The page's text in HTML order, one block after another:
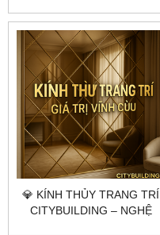
SÁNG VÀ ĐỘ SÂU KHÔNG
GIAN
💎 KÍNH THỦY TRANG TRÍ
CITYBUILDING – NGHỆ